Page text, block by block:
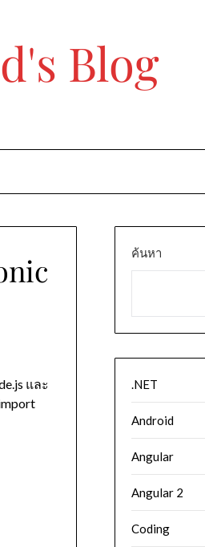
Blog
และ
ค้นหา
.NET
Android
Angular
Angular 2
Coding